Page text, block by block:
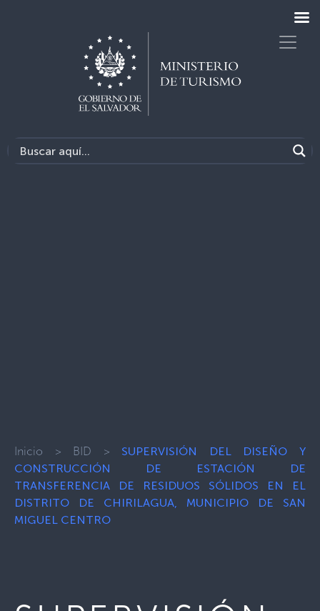
Inicio > BID > SUPERVISIÓN DEL DISEÑO Y
CONSTRUCCIÓN DE ESTACIÓN DE
TRANSFERENCIA DE RESIDUOS SÓLIDOS EN EL
DISTRITO DE CHIRILAGUA, MUNICIPIO DE SAN
MIGUEL CENTRO